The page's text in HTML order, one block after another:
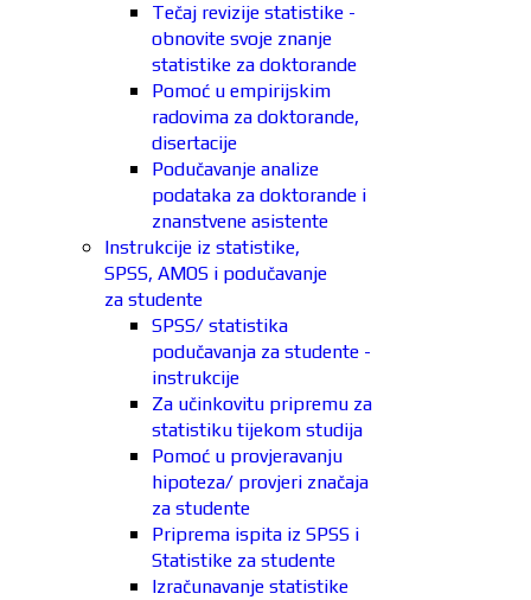
Tečaj revizije statistike -
obnovite svoje znanje
statistike za doktorande
Pomoć u empirijskim
radovima za doktorande,
disertacije
Podučavanje analize
podataka za doktorande i
znanstvene asistente
Instrukcije iz statistike,
SPSS, AMOS i podučavanje
za studente
SPSS/ statistika
podučavanja za studente -
instrukcije
Za učinkovitu pripremu za
statistiku tijekom studija
Pomoć u provjeravanju
hipoteza/ provjeri značaja
za studente
Priprema ispita iz SPSS i
Statistike za studente
Izračunavanje statistike